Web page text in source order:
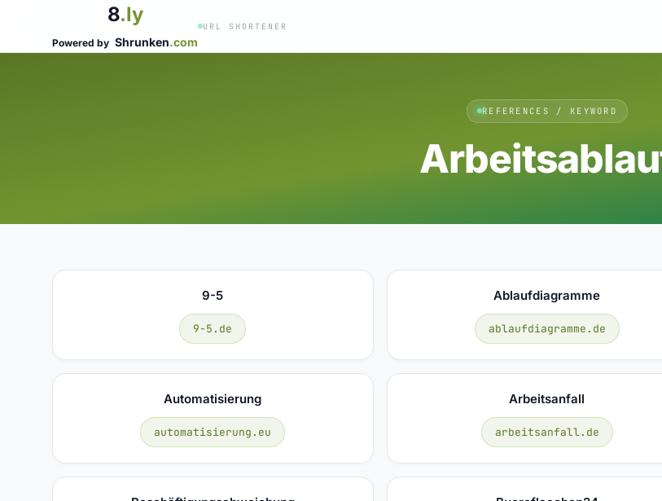
8.ly
Powered by Shrunken.com
URL SHORTENER
REFERENCES / KEYWORD
9-5
9-5.de
Ablaufdiagramme
ablaufdiagramme.de
Automatisierung
automatisierung.eu
Arbeitsanfall
arbeitsanfall.de